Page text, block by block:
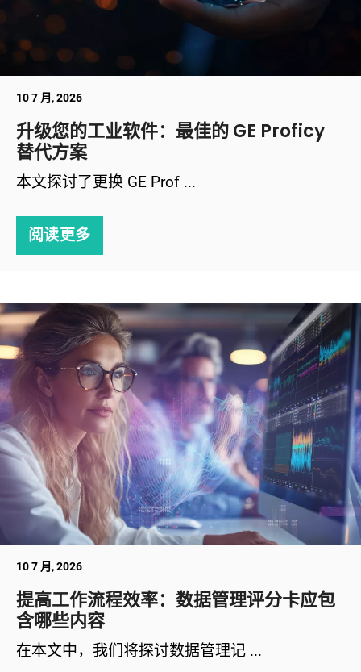
10 7 月, 2026
升级您的工业软件：最佳的 GE Proficy
替代方案
本文探讨了更换 GE Prof ...
阅读更多
10 7 月, 2026
提高工作流程效率：数据管理评分卡应包
含哪些内容
在本文中，我们将探讨数据管理记 ...